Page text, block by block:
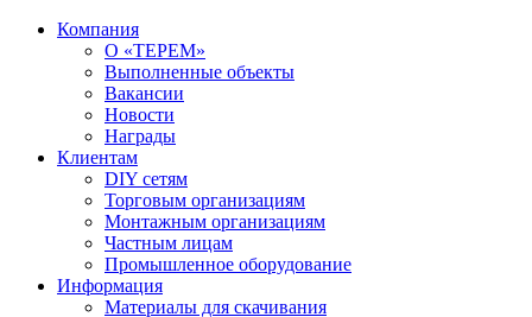
Компания
О «ТЕРЕМ»
Выполненные объекты
Вакансии
Новости
Награды
Клиентам
DIY сетям
Торговым организациям
Монтажным организациям
Частным лицам
Промышленное оборудование
Информация
Материалы для скачивания